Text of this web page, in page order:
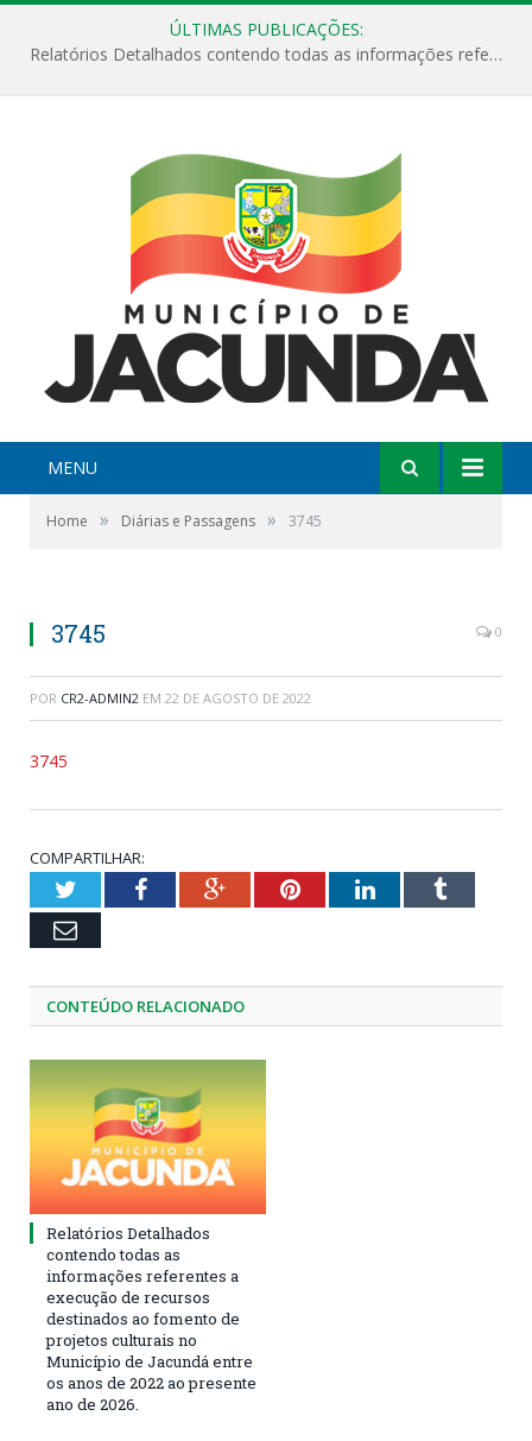
ÚLTIMAS PUBLICAÇÕES:
Relatórios Detalhados contendo todas as informações referentes a execução de recursos destinados ao fomento de projetos culturais no Município de Jacundá entre os anos de 2022 ao presente ano de 2026.
MENU
Home » Diárias e Passagens » 3745
3745 0
POR CR2-ADMIN2 EM 22 DE AGOSTO DE 2022
3745
COMPARTILHAR:
TwitterFacebookGoogle+PinterestLinkedInTumblr
Email
CONTEÚDO RELACIONADO
Relatórios Detalhados
contendo todas as
informações referentes a
execução de recursos
destinados ao fomento de
projetos culturais no
Município de Jacundá entre
os anos de 2022 ao presente
ano de 2026.